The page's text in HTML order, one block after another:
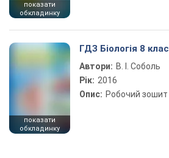
показати
обкладинку
показати
обкладинку
ГДЗ Біологія 8 клас
Автори: В. І. Соболь
Рік: 2016
Опис: Робочий зошит